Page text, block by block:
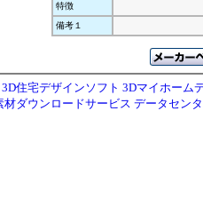
特徴
備考１
住宅デザインソフト 3Dマイホーム
材ダウンロードサービス データセン